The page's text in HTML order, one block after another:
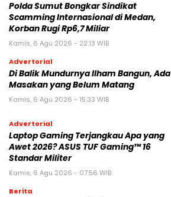
Polda Sumut Bongkar Sindikat
Scamming Internasional di Medan,
Korban Rugi Rp6,7 Miliar
Kamis, 6 Agu 2026 - 22:13 WIB
Advertorial
Di Balik Mundurnya Ilham Bangun, Ada
Masakan yang Belum Matang
Kamis, 6 Agu 2026 - 15:33 WIB
Advertorial
Laptop Gaming Terjangkau Apa yang
Awet 2026? ASUS TUF Gaming™ 16
Standar Militer
Kamis, 6 Agu 2026 - 07:56 WIB
Berita